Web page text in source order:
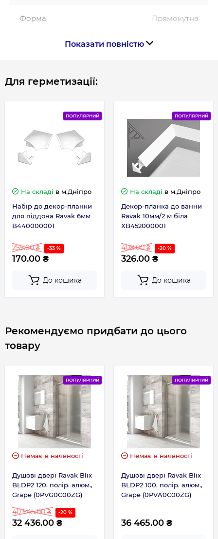
Форма Прямокутна
Країна виготовлення
Габарити, розміри, вага
Довжина, см
Показати повністю
Для герметизації:
ПОПУЛЯРНИЙ
На складі в м.Дніпро
Набір до декор-планки
для піддона Ravak 6мм
B440000001
255.00 ₴ -33 %
170.00 ₴
До кошика
ПОПУЛЯРНИЙ
На складі в м.Дніпро
Декор-планка до ванни
Ravak 10мм/2 м біла
XB452000001
408.00 ₴ -20 %
326.00 ₴
До кошика
Рекомендуємо придбати до цього
товару
ПОПУЛЯРНИЙ
Немає в наявності
Душові двері Ravak Blix
BLDP2 120, полір. алюм.,
Grape (0PVG0C00ZG)
40 545.00 ₴ -20 %
32 436.00 ₴
ПОПУЛЯРНИЙ
Немає в наявності
Душові двері Ravak Blix
BLDP2 100, полір. алюм.,
Grape (0PVA0C00ZG)
36 465.00 ₴